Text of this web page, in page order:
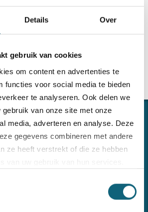
Details Over
gebruik van cookies
om content en advertenties te
functies voor social media te bieden
te analyseren. Ook delen we
gebruik van onze site met onze
media, adverteren en analyse. Deze
gegevens combineren met andere
ze heeft verstrekt of die ze hebben
in het implementeren en onderhouden